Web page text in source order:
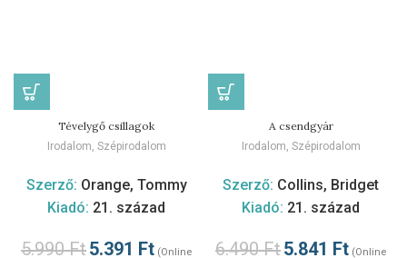
Tévelygő csillagok
Irodalom, Szépirodalom
Szerző: Orange, Tommy
Kiadó: 21. század
5.990Ft5.391 Ft (Online
A csendgyár
Irodalom, Szépirodalom
Szerző: Collins, Bridget
Kiadó: 21. század
6.490Ft5.841 Ft (Online